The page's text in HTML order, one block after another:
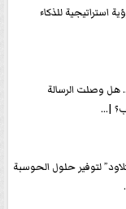
استراتيجية للذكاء
هل وصلت الرسالة
|...
لتوفير حلول الحوسبة